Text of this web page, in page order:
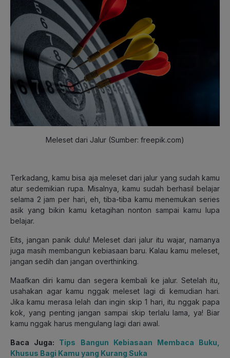
Meleset dari Jalur (Sumber: freepik.com)
Terkadang, kamu bisa aja meleset dari jalur yang sudah kamu
atur sedemikian rupa. Misalnya, kamu sudah berhasil belajar
selama 2 jam per hari, eh, tiba-tiba kamu menemukan series
asik yang bikin kamu ketagihan nonton sampai kamu lupa
belajar.
Eits, jangan panik dulu! Meleset dari jalur itu wajar, namanya
juga masih membangun kebiasaan baru. Kalau kamu meleset,
jangan sedih dan jangan overthinking.
Maafkan diri kamu dan segera kembali ke jalur. Setelah itu,
usahakan agar kamu nggak meleset lagi di kemudian hari.
Jika kamu merasa lelah dan ingin skip 1 hari, itu nggak papa
kok, yang penting jangan sampai skip terlalu lama, ya! Biar
kamu nggak harus mengulang lagi dari awal.
Baca Juga: Tips Bangun Kebiasaan Membaca Buku,
Khusus Bagi Kamu yang Kurang Suka